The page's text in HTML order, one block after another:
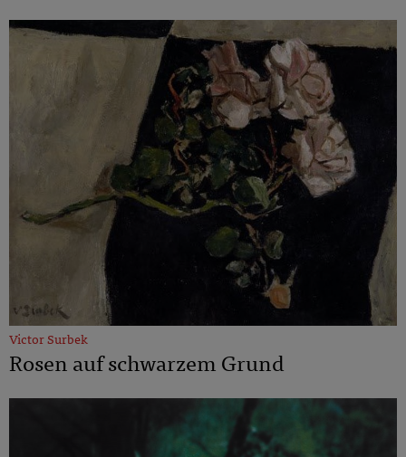
Victor Surbek
Rosen auf schwarzem Grund